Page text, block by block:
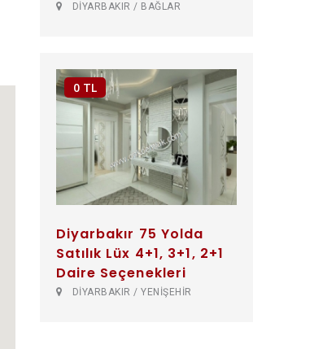
DİYARBAKIR / BAĞLAR
0 TL
Diyarbakır 75 Yolda
Satılık Lüx 4+1, 3+1, 2+1
Daire Seçenekleri
DİYARBAKIR / YENİŞEHİR